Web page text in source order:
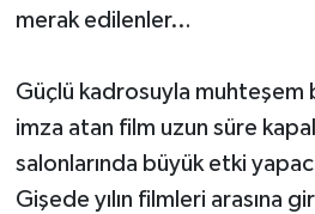
merak edilenler…
Güçlü kadrosuyla muhteşem
imza atan film uzun süre
salonlarında büyük etki
Gişede yılın filmleri arasına